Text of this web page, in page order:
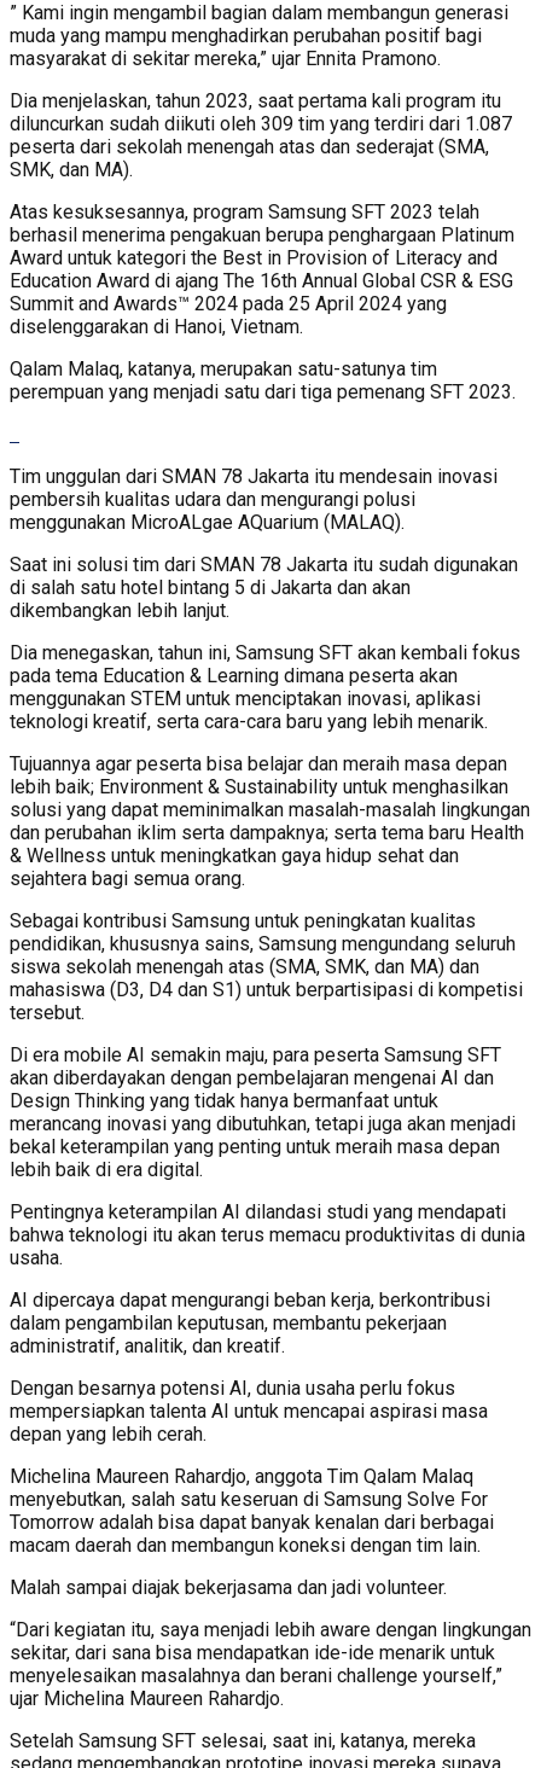
” Kami ingin mengambil bagian dalam membangun generasi
muda yang mampu menghadirkan perubahan positif bagi
masyarakat di sekitar mereka,” ujar Ennita Pramono.
Dia menjelaskan, tahun 2023, saat pertama kali program itu
diluncurkan sudah diikuti oleh 309 tim yang terdiri dari 1.087
peserta dari sekolah menengah atas dan sederajat (SMA,
SMK, dan MA).
Atas kesuksesannya, program Samsung SFT 2023 telah
berhasil menerima pengakuan berupa penghargaan Platinum
Award untuk kategori the Best in Provision of Literacy and
Education Award di ajang The 16th Annual Global CSR & ESG
Summit and Awards™ 2024 pada 25 April 2024 yang
diselenggarakan di Hanoi, Vietnam.
Qalam Malaq, katanya, merupakan satu-satunya tim
perempuan yang menjadi satu dari tiga pemenang SFT 2023.
Tim unggulan dari SMAN 78 Jakarta itu mendesain inovasi
pembersih kualitas udara dan mengurangi polusi
menggunakan MicroALgae AQuarium (MALAQ).
Saat ini solusi tim dari SMAN 78 Jakarta itu sudah digunakan
di salah satu hotel bintang 5 di Jakarta dan akan
dikembangkan lebih lanjut.
Dia menegaskan, tahun ini, Samsung SFT akan kembali fokus
pada tema Education & Learning dimana peserta akan
menggunakan STEM untuk menciptakan inovasi, aplikasi
teknologi kreatif, serta cara-cara baru yang lebih menarik.
Tujuannya agar peserta bisa belajar dan meraih masa depan
lebih baik; Environment & Sustainability untuk menghasilkan
solusi yang dapat meminimalkan masalah-masalah lingkungan
dan perubahan iklim serta dampaknya; serta tema baru Health
& Wellness untuk meningkatkan gaya hidup sehat dan
sejahtera bagi semua orang.
Sebagai kontribusi Samsung untuk peningkatan kualitas
pendidikan, khususnya sains, Samsung mengundang seluruh
siswa sekolah menengah atas (SMA, SMK, dan MA) dan
mahasiswa (D3, D4 dan S1) untuk berpartisipasi di kompetisi
tersebut.
Di era mobile AI semakin maju, para peserta Samsung SFT
akan diberdayakan dengan pembelajaran mengenai AI dan
Design Thinking yang tidak hanya bermanfaat untuk
merancang inovasi yang dibutuhkan, tetapi juga akan menjadi
bekal keterampilan yang penting untuk meraih masa depan
lebih baik di era digital.
Pentingnya keterampilan AI dilandasi studi yang mendapati
bahwa teknologi itu akan terus memacu produktivitas di dunia
usaha.
AI dipercaya dapat mengurangi beban kerja, berkontribusi
dalam pengambilan keputusan, membantu pekerjaan
administratif, analitik, dan kreatif.
Dengan besarnya potensi AI, dunia usaha perlu fokus
mempersiapkan talenta AI untuk mencapai aspirasi masa
depan yang lebih cerah.
Michelina Maureen Rahardjo, anggota Tim Qalam Malaq
menyebutkan, salah satu keseruan di Samsung Solve For
Tomorrow adalah bisa dapat banyak kenalan dari berbagai
macam daerah dan membangun koneksi dengan tim lain.
Malah sampai diajak bekerjasama dan jadi volunteer.
“Dari kegiatan itu, saya menjadi lebih aware dengan lingkungan
sekitar, dari sana bisa mendapatkan ide-ide menarik untuk
menyelesaikan masalahnya dan berani challenge yourself,”
ujar Michelina Maureen Rahardjo.
Setelah Samsung SFT selesai, saat ini, katanya, mereka